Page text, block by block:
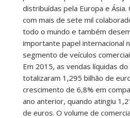
distribuídas pela Europa e Ásia.
com mais de sete mil
todo o mundo e também
importante papel internacional
segmento de veículos
Em 2015, as vendas líquidas do
totalizaram 1,295 bilhão de
crescimento de 6,8% em
ano anterior, quando atingiu
de euros. O volume de